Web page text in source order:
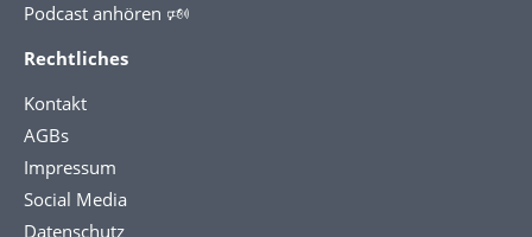
Podcast anhören 🕬
Rechtliches
Kontakt
AGBs
Impressum
Social Media
Datenschutz